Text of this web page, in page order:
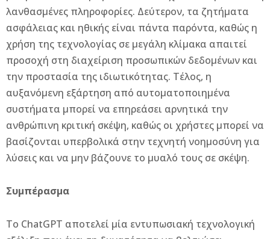
λανθασμένες πληροφορίες. Δεύτερον, τα ζητήματα
ασφάλειας και ηθικής είναι πάντα παρόντα, καθώς η
χρήση της τεχνολογίας σε μεγάλη κλίμακα απαιτεί
προσοχή στη διαχείριση προσωπικών δεδομένων και
την προστασία της ιδιωτικότητας. Τέλος, η
αυξανόμενη εξάρτηση από αυτοματοποιημένα
συστήματα μπορεί να επηρεάσει αρνητικά την
ανθρώπινη κριτική σκέψη, καθώς οι χρήστες μπορεί να
βασίζονται υπερβολικά στην τεχνητή νοημοσύνη για
λύσεις και να μην βάζουνε το μυαλό τους σε σκέψη.
Συμπέρασμα
Το ChatGPT αποτελεί μία εντυπωσιακή τεχνολογική